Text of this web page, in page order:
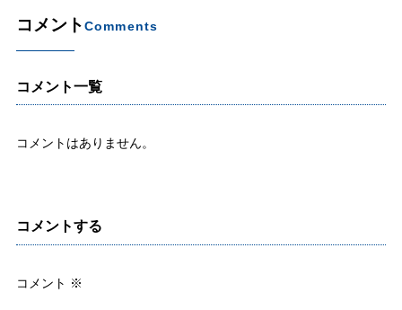
コメントComments
コメント一覧
コメントはありません。
コメントする
コメント ※